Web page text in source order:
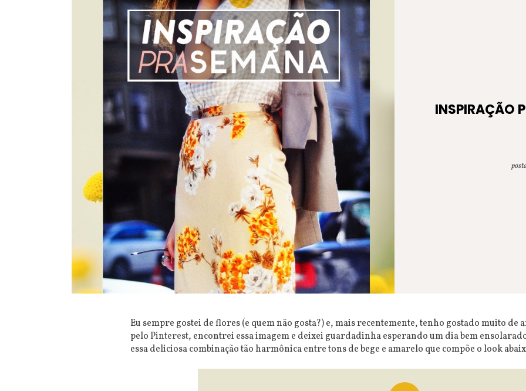
INSPIRAÇÃO
Eu sempre gostei de flores (e quem não gosta?) e, mais recentemente, tenho gostado muito de
peloPinterest, encontrei essa imagem e deixei guardadinha esperando um dia bem
essa deliciosa combinação tão harmônica entre tons de bege e amarelo que compõe o look